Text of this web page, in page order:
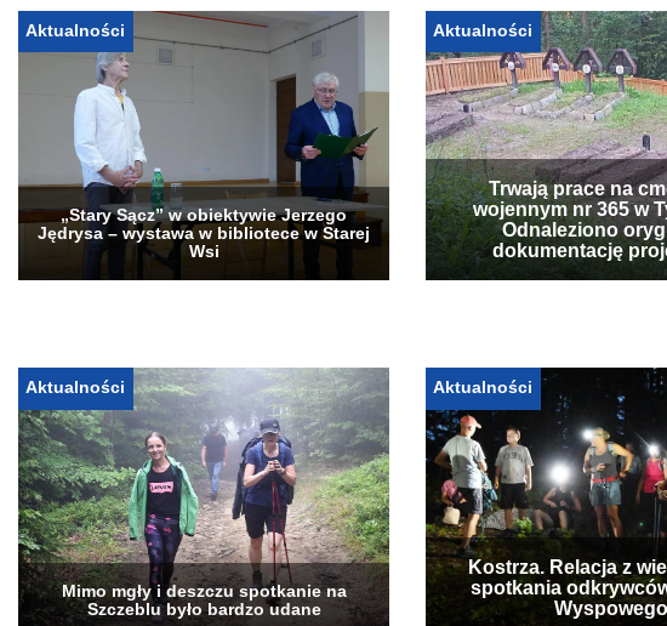
Aktualności
„Stary Sącz” w obiektywie Jerzego
Jędrysa – wystawa w bibliotece w Starej
Wsi
Aktualności
Trwają prace na
wojennym nr 365 w
Odnaleziono
dokumentację
Aktualności
Mimo mgły i deszczu spotkanie na
Szczeblu było bardzo udane
Aktualności
Kostrza. Relacja z
spotkania
Wyspowego